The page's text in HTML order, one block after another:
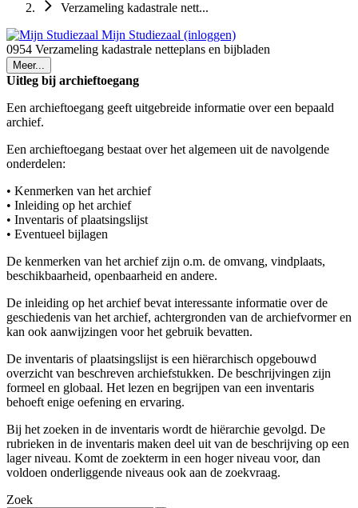
Verzameling kadastrale nett...
Mijn Studiezaal (inloggen)
0954 Verzameling kadastrale netteplans en bijbladen
Meer...
Uitleg bij archieftoegang
Een archieftoegang geeft uitgebreide informatie over een bepaald
archief.
Een archieftoegang bestaat over het algemeen uit de navolgende
onderdelen:
• Kenmerken van het archief
• Inleiding op het archief
• Inventaris of plaatsingslijst
• Eventueel bijlagen
De kenmerken van het archief zijn o.m. de omvang, vindplaats,
beschikbaarheid, openbaarheid en andere.
De inleiding op het archief bevat interessante informatie over de
geschiedenis van het archief, achtergronden van de archiefvormer en
kan ook aanwijzingen voor het gebruik bevatten.
De inventaris of plaatsingslijst is een hiërarchisch opgebouwd
overzicht van beschreven archiefstukken. De beschrijvingen zijn
formeel en globaal. Het lezen en begrijpen van een inventaris
behoeft enige oefening en ervaring.
Bij het zoeken in de inventaris wordt de hiërarchie gevolgd. De
rubrieken in de inventaris maken deel uit van de beschrijving op een
lager niveau. Komt de zoekterm in een hoger niveau voor, dan
voldoen onderliggende niveaus ook aan de zoekvraag.
Zoek